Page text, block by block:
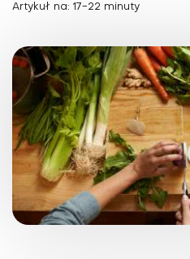
Artykuł na: 17-22 minuty